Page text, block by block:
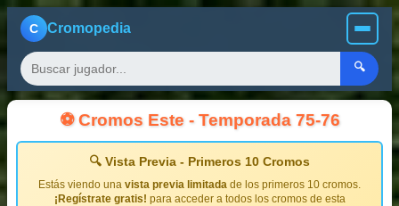
C Cromopedia
🔍
⚽ Cromos Este - Temporada 75-76
🔍 Vista Previa - Primeros 10 Cromos
Estás viendo una vista previa limitada de los primeros 10 cromos.
¡Regístrate gratis! para acceder a todos los cromos de esta